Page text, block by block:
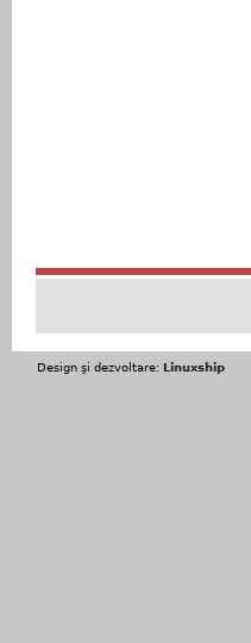
Design şi dezvoltare: Linuxship